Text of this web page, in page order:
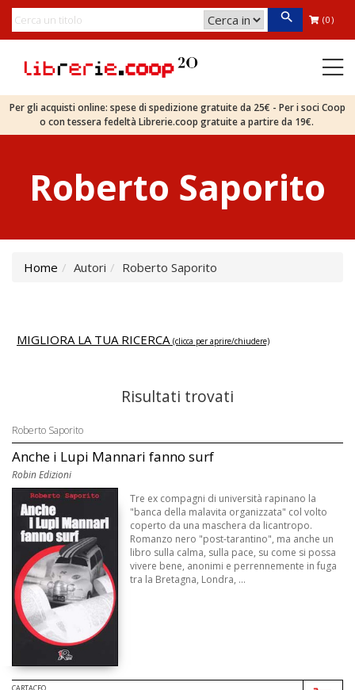
(0)
Per gli acquisti online: spese di spedizione gratuite da 25€ - Per i soci Coop
o con tessera fedeltà Librerie.coop gratuite a partire da 19€.
Roberto Saporito
Home Autori Roberto Saporito
MIGLIORA LA TUA RICERCA (clicca per aprire/chiudere)
Risultati trovati
Roberto Saporito
Anche i Lupi Mannari fanno surf
Robin Edizioni
Tre ex compagni di università rapinano la
"banca della malavita organizzata" col volto
coperto da una maschera da licantropo.
Romanzo nero "post-tarantino", ma anche un
libro sulla calma, sulla pace, su come si possa
vivere bene, anonimi e perrennemente in fuga
tra la Bretagna, Londra, ...